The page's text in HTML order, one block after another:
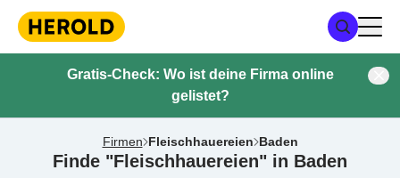
Gratis-Check: Wo ist deine Firma online
gelistet?
Firmen Fleischhauereien Baden
Finde "Fleischhauereien" in Baden